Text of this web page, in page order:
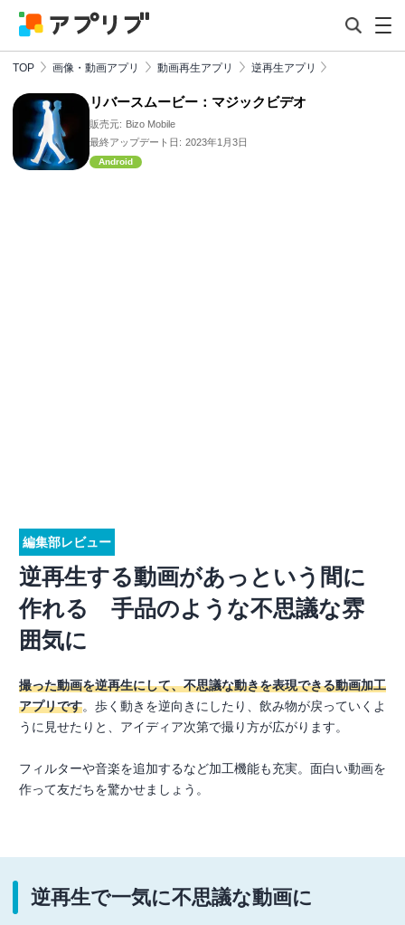
TOP 画像・動画アプリ 動画再生アプリ 逆再生アプリ
リバースムービー：マジックビデオ
販売元: Bizo Mobile
最終アップデート日: 2023年1月3日
Android
編集部レビュー
逆再生する動画があっという間に
作れる 手品のような不思議な雰
囲気に
撮った動画を逆再生にして、不思議な動きを表現できる動画加工
アプリです。歩く動きを逆向きにしたり、飲み物が戻っていくよ
うに見せたりと、アイディア次第で撮り方が広がります。
フィルターや音楽を追加するなど加工機能も充実。面白い動画を
作って友だちを驚かせましょう。
逆再生で一気に不思議な動画に